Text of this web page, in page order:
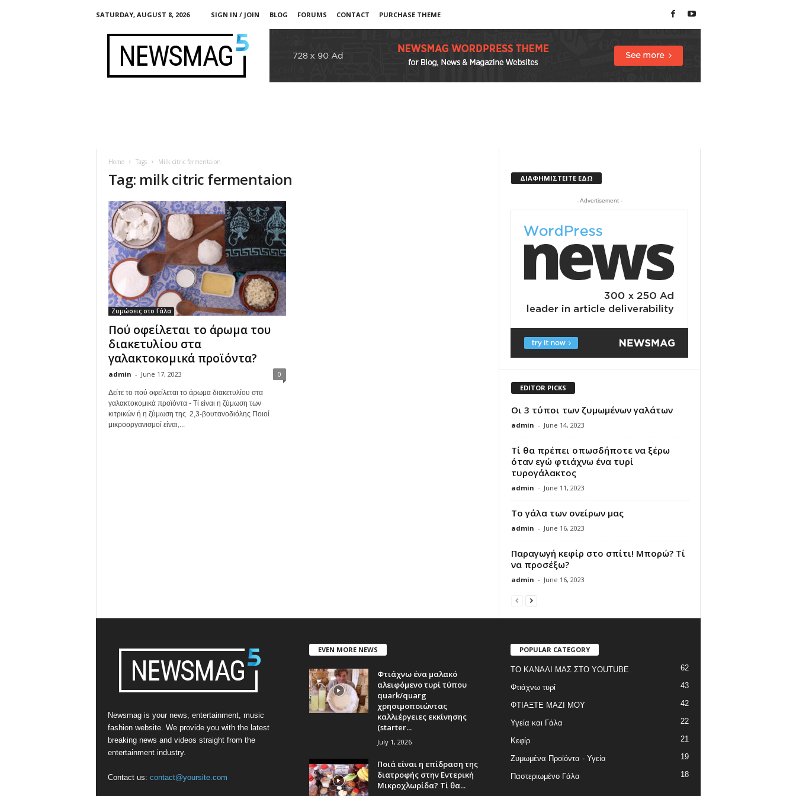
SATURDAY, AUGUST 8, 2026 SIGN IN / JOIN BLOG FORUMS CONTACT
PURCHASE THEME
Home Tags Milk citric fermentaion
Tag: milk citric fermentaion
Ζυμώσεις στο Γάλα
Πού οφείλεται το άρωμα του
διακετυλίου στα
γαλακτοκομικά προϊόντα?
admin - June 17, 2023 0
Δείτε το πού οφείλεται το άρωμα διακετυλίου στα
γαλακτοκομικά προϊόντα - Τί είναι η ζύμωση των
κιτρικών ή η ζύμωση της 2,3-βουτανοδιόλης Ποιοί
μικροοργανισμοί είναι,...
ΔΙΑΦΗΜΙΣΤΕΙΤΕ ΕΔΩ
- Advertisement -
EDITOR PICKS
Οι 3 τύποι των ζυμωμένων γαλάτων
admin - June 14, 2023
Τί θα πρέπει οπωσδήποτε να ξέρω
όταν εγώ φτιάχνω ένα τυρί
τυρογάλακτος
admin - June 11, 2023
Το γάλα των ονείρων μας
admin - June 16, 2023
Παραγωγή κεφίρ στο σπίτι! Μπορώ? Τί
να προσέξω?
admin - June 16, 2023
Newsmag is your news, entertainment, music
fashion website. We provide you with the latest
breaking news and videos straight from the
entertainment industry.
Contact us: contact@yoursite.com
EVEN MORE NEWS
Φτιάχνω ένα μαλακό
αλειφόμενο τυρί τύπου
quark/quarg
χρησιμοποιώντας
καλλιέργειες εκκίνησης
(starter...
July 1, 2026
Ποιά είναι η επίδραση της
διατροφής στην Εντερική
Μικροχλωρίδα? Τί θα...
POPULAR CATEGORY
ΤΟ ΚΑΝΑΛΙ ΜΑΣ ΣΤΟ YOUTUBE 62
Φτιάχνω τυρί 43
ΦΤΙΑΞΤΕ ΜΑΖΙ ΜΟΥ 42
Υγεία και Γάλα 22
Κεφίρ 21
Ζυμωμένα Προϊόντα - Υγεία 19
Παστεριωμένο Γάλα 18